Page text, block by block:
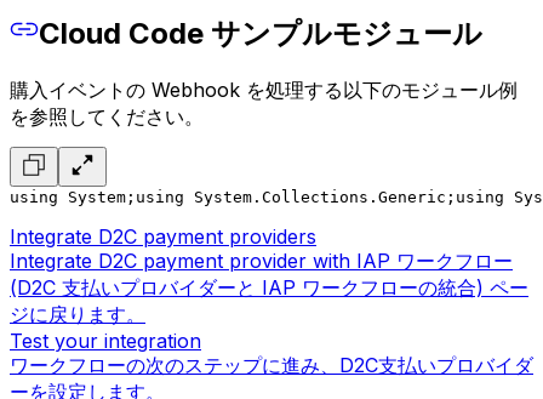
Cloud Code サンプルモジュール
購入イベントの Webhook を処理する以下のモジュール例
を参照してください。
using System; using System.Collections.Generic; using
Integrate D2C payment providers
Integrate D2C payment provider with IAP ワークフロー
(D2C 支払いプロバイダーと IAP ワークフローの統合) ペー
ジに戻ります。
Test your integration
ワークフローの次のステップに進み、D2C支払いプロバイダ
ーを設定します。